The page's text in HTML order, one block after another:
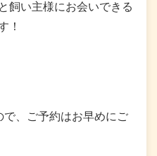
飼い主様にお会いできる
！
、ご予約はお早めにご